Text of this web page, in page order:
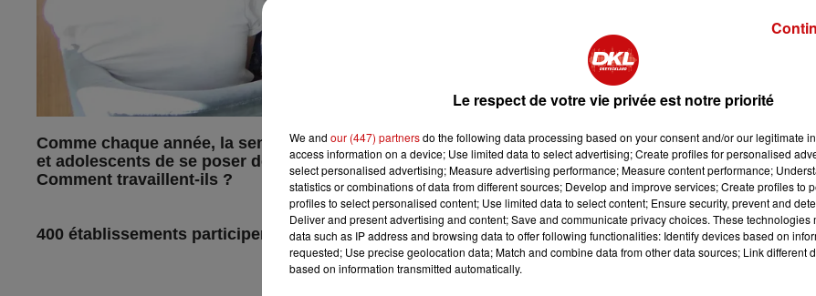
Comme chaque année, la semaine de la presse et des médias à l'école donne l'occasion aux
et adolescents de se poser des questions sur l'information. Qui sont ceux qui la produisent ?
Comment travaillent-ils ?
400 établissements participeront cette année aux différents rendez-vous proposés en Alsace.
Le respect de votre vie privée est notre priorité
We and our (447) partnersdo the following data processing based on your consent and/or our legitimate
access information on a device; Use limited data to select advertising; Create profiles for personalised
select personalised advertising; Measure advertising performance; Measure content performance;
statistics or combinations of data from different sources; Develop and improve services; Create profiles to
profiles to select personalised content; Use limited data to select content; Ensure security, prevent and
Deliver and present advertising and content; Save and communicate privacy choices. These technologies
data such as IP address and browsing data to offer following functionalities: Identify devices based on
requested; Use precise geolocation data; Match and combine data from other data sources; Link different
based on information transmitted automatically.